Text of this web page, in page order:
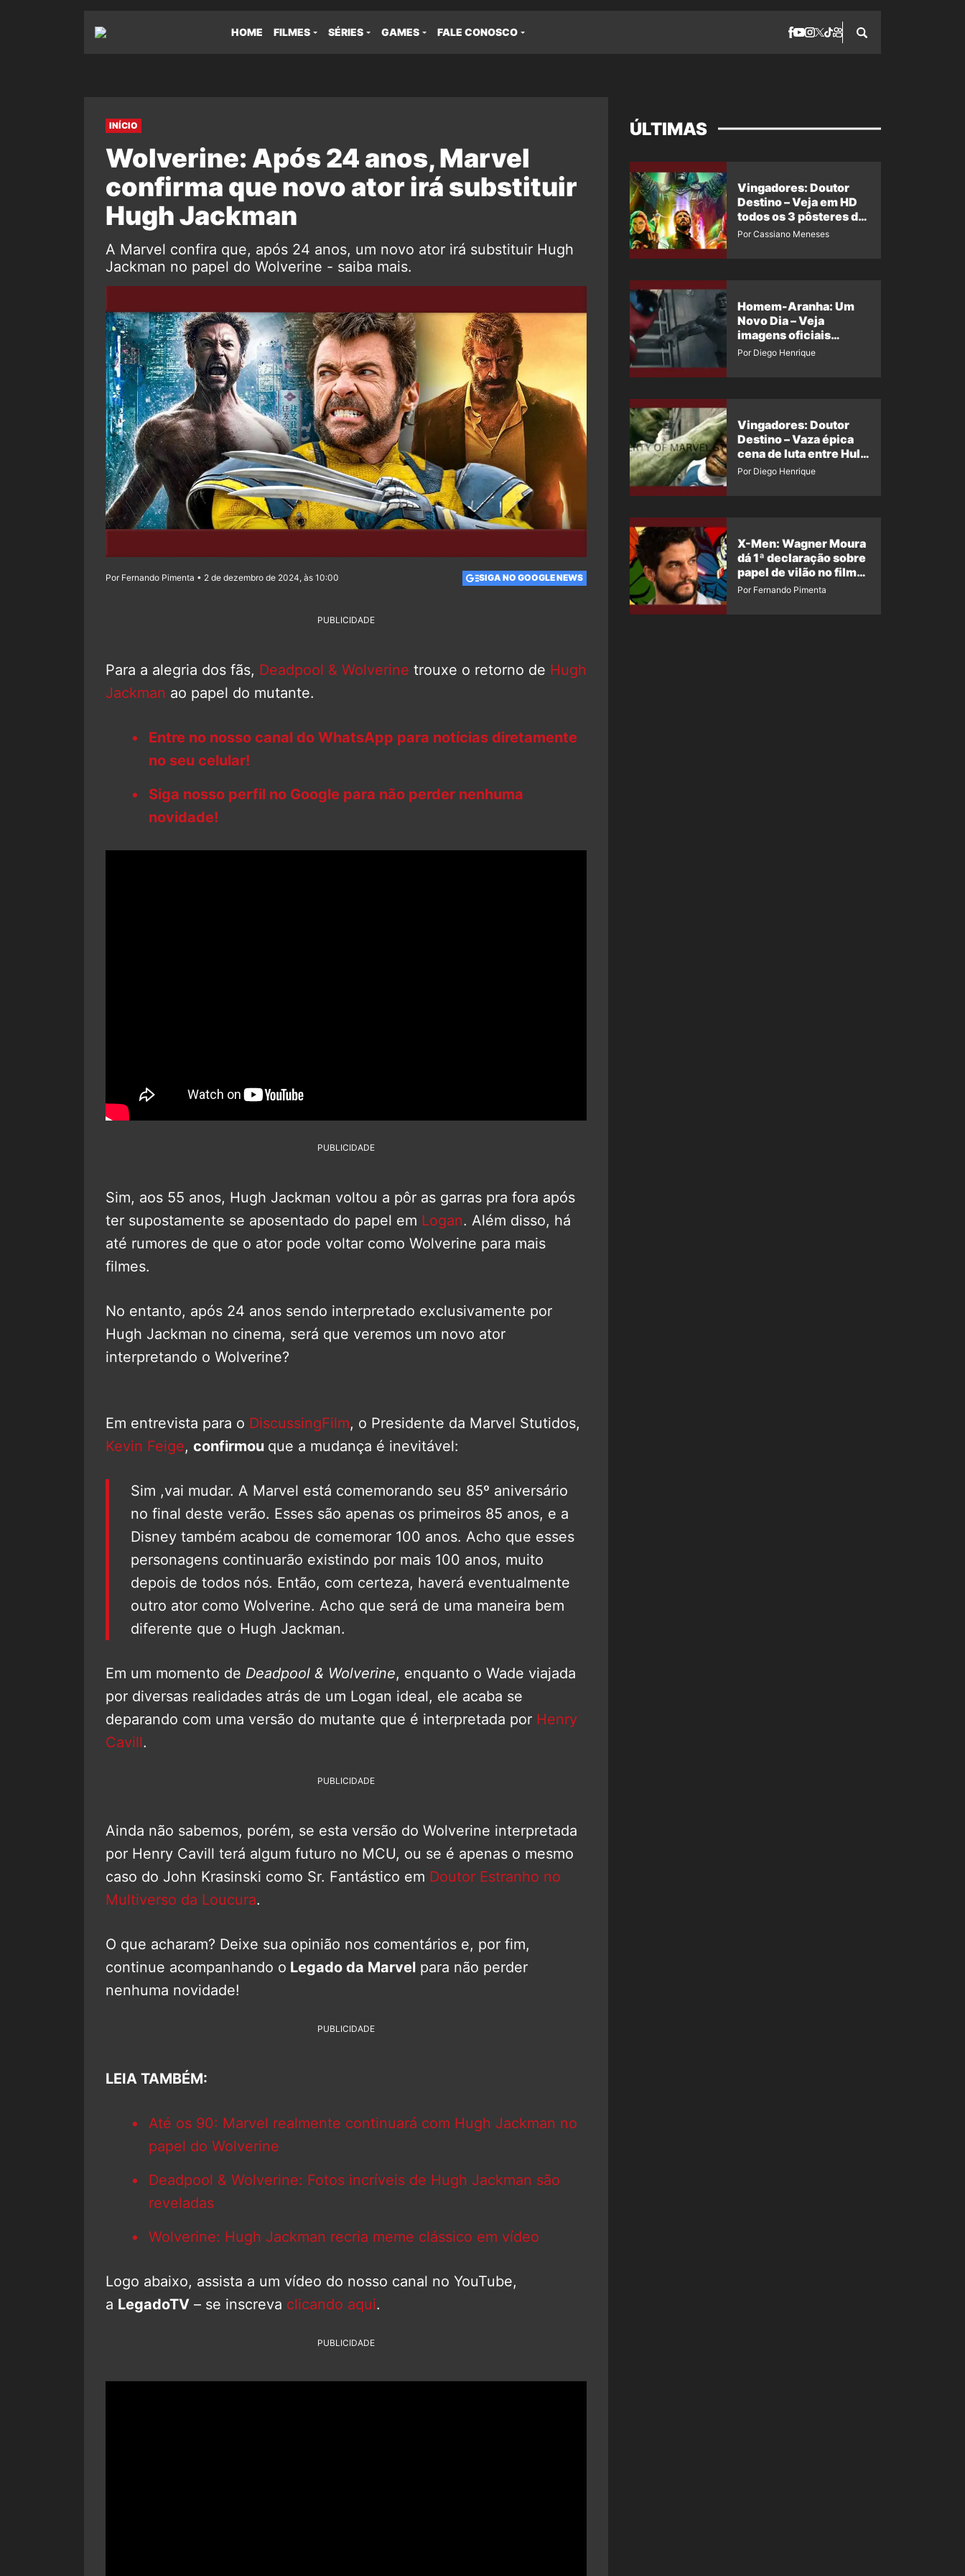
HOME FILMES SÉRIES GAMES FALE CONOSCO
INÍCIO
Wolverine: Após 24 anos, Marvel
confirma que novo ator irá substituir
Hugh Jackman
A Marvel confira que, após 24 anos, um novo ator irá substituir Hugh
Jackman no papel do Wolverine - saiba mais.
Por Fernando Pimenta • 2 de dezembro de 2024, às 10:00 SIGA NO GOOGLE NEWS
PUBLICIDADE
Para a alegria dos fãs, Deadpool & Wolverine trouxe o retorno de Hugh
Jackman ao papel do mutante.
Entre no nosso canal do WhatsApp para notícias diretamente
no seu celular!
Siga nosso perfil no Google para não perder nenhuma
novidade!
PUBLICIDADE
Sim, aos 55 anos, Hugh Jackman voltou a pôr as garras pra fora após
ter supostamente se aposentado do papel em Logan. Além disso, há
até rumores de que o ator pode voltar como Wolverine para mais
filmes.
No entanto, após 24 anos sendo interpretado exclusivamente por
Hugh Jackman no cinema, será que veremos um novo ator
interpretando o Wolverine?
Em entrevista para o DiscussingFilm, o Presidente da Marvel Stutidos,
Kevin Feige, confirmou que a mudança é inevitável:
Sim ,vai mudar. A Marvel está comemorando seu 85º aniversário
no final deste verão. Esses são apenas os primeiros 85 anos, e a
Disney também acabou de comemorar 100 anos. Acho que esses
personagens continuarão existindo por mais 100 anos, muito
depois de todos nós. Então, com certeza, haverá eventualmente
outro ator como Wolverine. Acho que será de uma maneira bem
diferente que o Hugh Jackman.
Em um momento de Deadpool & Wolverine, enquanto o Wade viajada
por diversas realidades atrás de um Logan ideal, ele acaba se
deparando com uma versão do mutante que é interpretada por Henry
Cavill.
PUBLICIDADE
Ainda não sabemos, porém, se esta versão do Wolverine interpretada
por Henry Cavill terá algum futuro no MCU, ou se é apenas o mesmo
caso do John Krasinski como Sr. Fantástico em Doutor Estranho no
Multiverso da Loucura.
O que acharam? Deixe sua opinião nos comentários e, por fim,
continue acompanhando o Legado da Marvel para não perder
nenhuma novidade!
PUBLICIDADE
LEIA TAMBÉM:
Até os 90: Marvel realmente continuará com Hugh Jackman no
papel do Wolverine
Deadpool & Wolverine: Fotos incríveis de Hugh Jackman são
reveladas
Wolverine: Hugh Jackman recria meme clássico em vídeo
Logo abaixo, assista a um vídeo do nosso canal no YouTube,
a LegadoTV – se inscreva clicando aqui.
PUBLICIDADE
ÚLTIMAS
Vingadores: Doutor
Destino – Veja em HD
todos os 3 pôsteres de
‘Doomsday’ + 1 imagem
Por Cassiano Meneses
Homem-Aranha: Um
Novo Dia – Veja
imagens oficiais
descartadas do Hulk
Por Diego Henrique
Vingadores: Doutor
Destino – Vaza épica
cena de luta entre Hulk
e o Coisa
Por Diego Henrique
X-Men: Wagner Moura
dá 1ª declaração sobre
papel de vilão no filme
da Marvel
Por Fernando Pimenta